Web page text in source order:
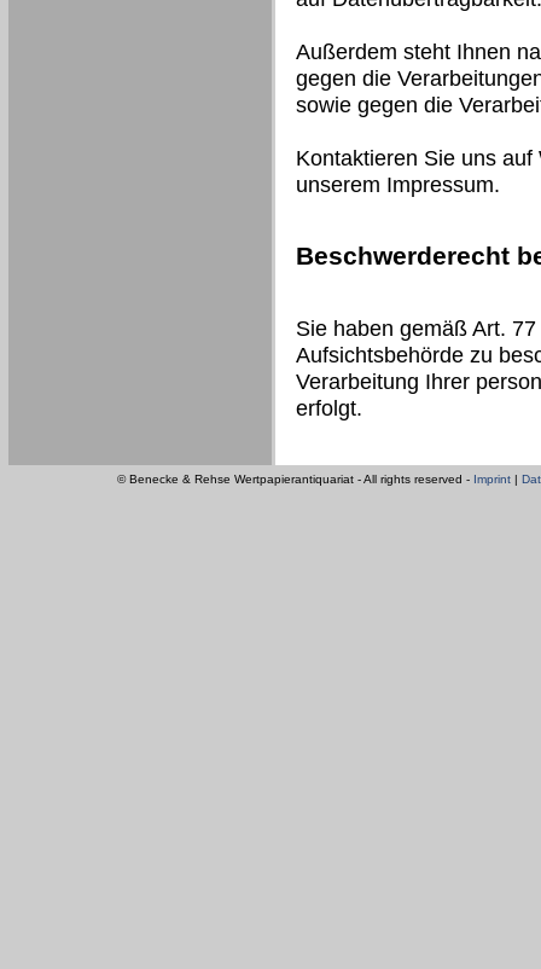
Außerdem steht Ihnen
gegen die
sowie gegen die
Kontaktieren Sie uns
unserem Impressum.
Beschwerderecht
Sie haben gemäß Art.
Aufsichtsbehörde zu
Verarbeitung Ihrer
erfolgt.
© Benecke & Rehse Wertpapierantiquariat - All rights reserved - Imprint |